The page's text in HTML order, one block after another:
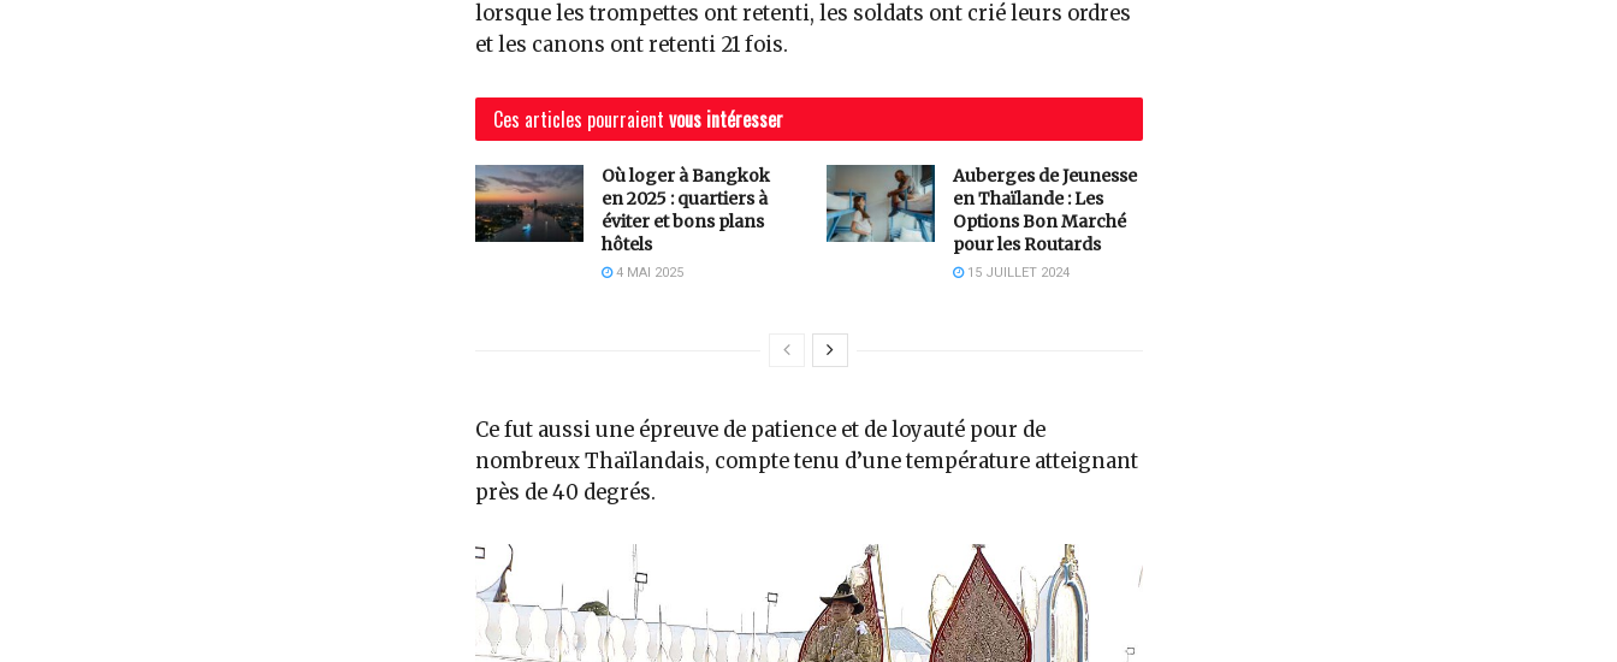
lorsque les trompettes ont retenti, les soldats ont crié leurs ordres
et les canons ont retenti 21 fois.
Ces articles pourraient vous intéresser
Où loger à Bangkok
en 2025 : quartiers à
éviter et bons plans
hôtels
4 MAI 2025
Auberges de Jeunesse
en Thaïlande : Les
Options Bon Marché
pour les Routards
15 JUILLET 2024
Ce fut aussi une épreuve de patience et de loyauté pour de
nombreux Thaïlandais, compte tenu d’une température atteignant
près de 40 degrés.